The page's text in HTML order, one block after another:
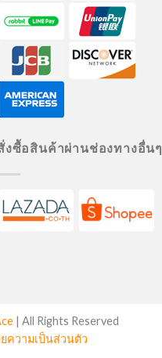
งซื้อสินค้าผ่านช่องทางอื่นๆ
| All Rights Reserved
ความเป็นส่วนตัว